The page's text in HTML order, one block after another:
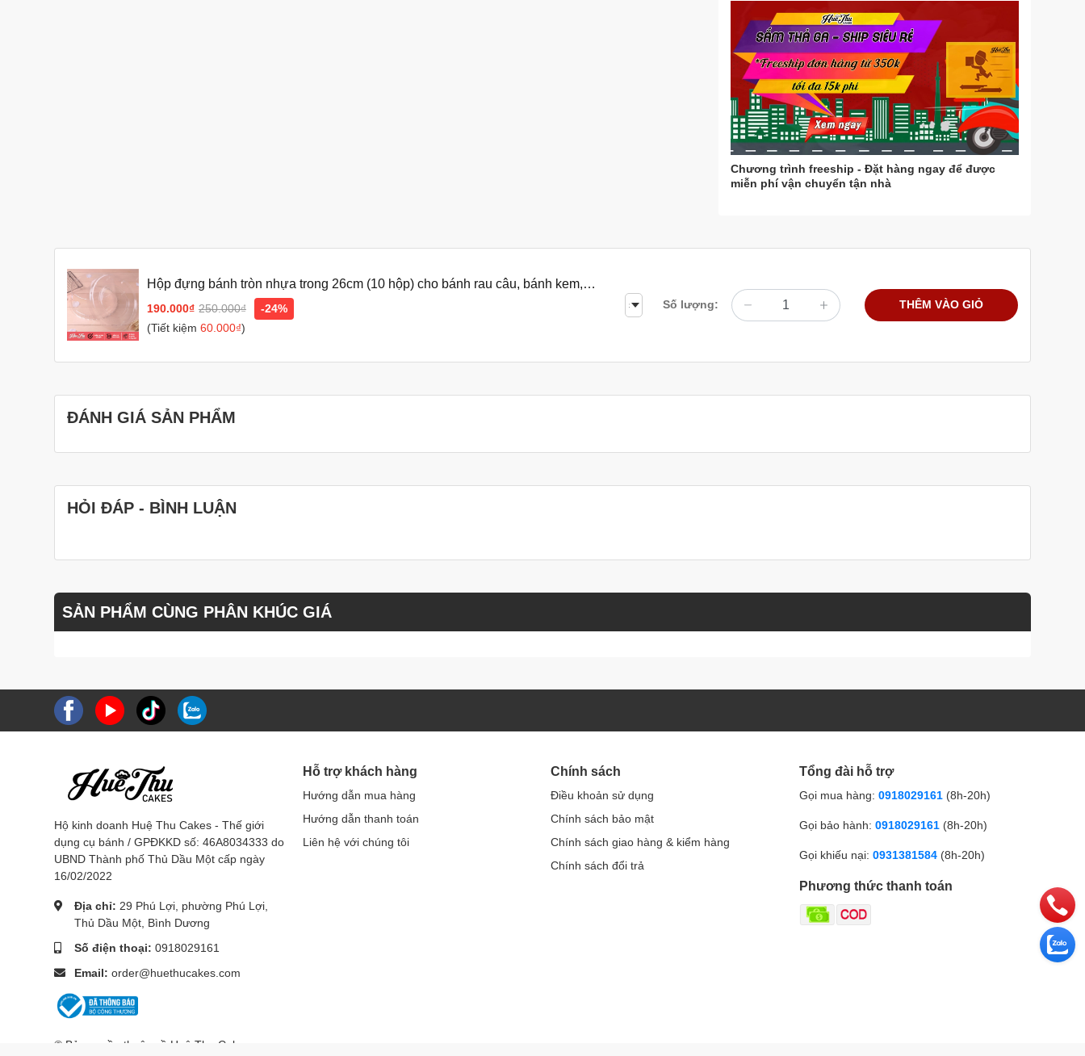
Chương trình freeship - Đặt hàng ngay để được
miễn phí vận chuyển tận nhà
Hộp đựng bánh tròn nhựa trong 26cm (10 hộp) cho bánh rau câu, bánh kem,
bánh bông lan
190.000₫ 250.000₫
-24%
(Tiết kiệm 60.000₫)
Số lượng: THÊM VÀO GIỎ
ĐÁNH GIÁ SẢN PHẨM
HỎI ĐÁP - BÌNH LUẬN
SẢN PHẨM CÙNG PHÂN KHÚC GIÁ
Hộ kinh doanh Huệ Thu Cakes - Thế giới
dụng cụ bánh / GPĐKKD số: 46A8034333 do
UBND Thành phố Thủ Dầu Một cấp ngày
16/02/2022
Địa chỉ: 29 Phú Lợi, phường Phú Lợi,
Thủ Dầu Một, Bình Dương
Số điện thoại: 0918029161
Email: order@huethucakes.com
Hỗ trợ khách hàng
Hướng dẫn mua hàng
Hướng dẫn thanh toán
Liên hệ với chúng tôi
Chính sách
Điều khoản sử dụng
Chính sách bảo mật
Chính sách giao hàng & kiểm hàng
Chính sách đổi trả
Tổng đài hỗ trợ
Gọi mua hàng: 0918029161 (8h-20h)
Gọi bảo hành: 0918029161 (8h-20h)
Gọi khiếu nại: 0931381584 (8h-20h)
Phương thức thanh toán
© Bản quyền thuộc về Huệ Thu Cakes